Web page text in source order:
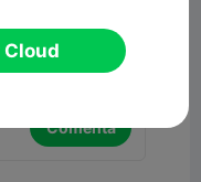
Comenta